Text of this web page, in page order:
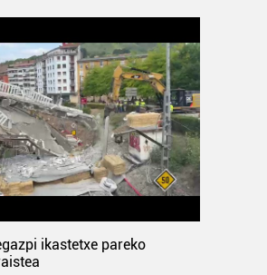
ikastetxe pareko